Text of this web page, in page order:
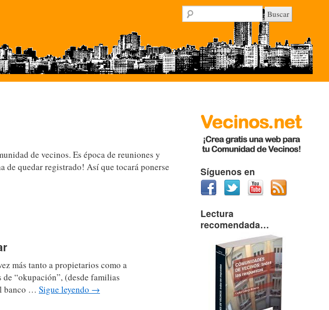
de vecinos. Es época de reuniones y
quedar registrado! Así que tocará ponerse
más tanto a propietarios como a
“okupación”, (desde familias
banco … Sigue leyendo →
Síguenos en
Lectura
recomendada…